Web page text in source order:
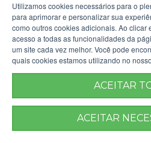
https://
id=1287839
Tecnologias maduras
consideradas na
Utilizamos cookies necessários para o
para aprimorar e personalizar sua
como outros cookies adicionais. Ao clicar
acesso a todas as funcionalidades da
um site cada vez melhor. Você pode
quais cookies estamos utilizando no nosso
ACEITAR
ACEITAR